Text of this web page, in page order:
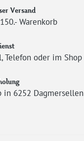
Versand
Warenkorb
Telefon oder im Shop
in 6252 Dagmersellen